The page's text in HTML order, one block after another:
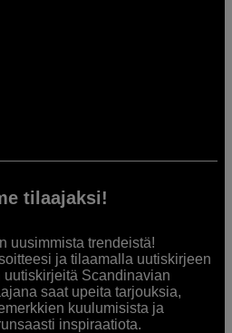
tilaajaksi!
uusimmista trendeistä!
ja tilaamalla uutiskirjeen
uutiskirjeitä Scandinavian
saat upeita tarjouksia,
kuulumisista ja
inspiraatiota.